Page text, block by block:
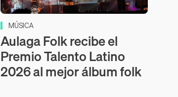
MÚSICA
Aulaga Folk recibe el
Premio Talento Latino
2026 al mejor álbum folk